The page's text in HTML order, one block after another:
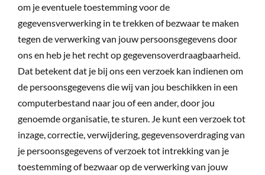
om je eventuele toestemming voor de
gegevensverwerking in te trekken of bezwaar te maken
tegen de verwerking van jouw persoonsgegevens door
ons en heb je het recht op gegevensoverdraagbaarheid.
Dat betekent dat je bij ons een verzoek kan indienen om
de persoonsgegevens die wij van jou beschikken in een
computerbestand naar jou of een ander, door jou
genoemde organisatie, te sturen. Je kunt een verzoek tot
inzage, correctie, verwijdering, gegevensoverdraging van
je persoonsgegevens of verzoek tot intrekking van je
toestemming of bezwaar op de verwerking van jouw